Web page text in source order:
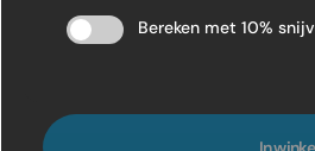
Bereken met 10%